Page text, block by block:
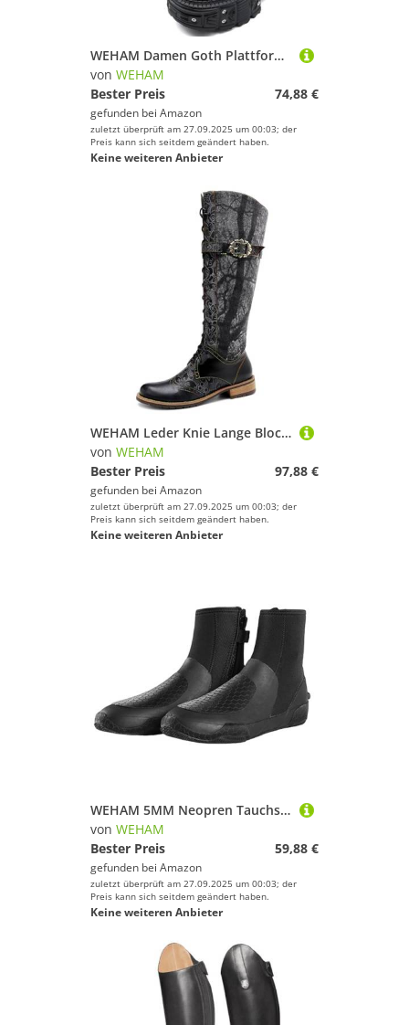
WEHAM Damen Goth Plattform Combat Stiefel mit Nietenbuckel, klobigem Blockabsatz, Knöchel-Stiefeletten, wasserdicht, Motorrad-Stiefel,Schwarz,39
von WEHAM
Bester Preis
74,88 €
gefunden bei Amazon
zuletzt überprüft am 27.09.2025 um 00:03; der
Preis kann sich seitdem geändert haben.
Keine weiteren Anbieter
WEHAM Leder Knie Lange Block Heels Stiefel für Frauen, Y2K Goth Punk Vintage Denim Print Lange Cowgirls Breite Kalb Flache Schuhe,Schwarz,41
von WEHAM
Bester Preis
97,88 €
gefunden bei Amazon
zuletzt überprüft am 27.09.2025 um 00:03; der
Preis kann sich seitdem geändert haben.
Keine weiteren Anbieter
WEHAM 5MM Neopren Tauchstiefel Surf Scuba Tauchen Schwimmschuhe Windsurfen Unterwasserfischen Kitesurf Ausrüstung Strandschuhe Schnorcheln,Schwarz,40
von WEHAM
Bester Preis
59,88 €
gefunden bei Amazon
zuletzt überprüft am 27.09.2025 um 00:03; der
Preis kann sich seitdem geändert haben.
Keine weiteren Anbieter